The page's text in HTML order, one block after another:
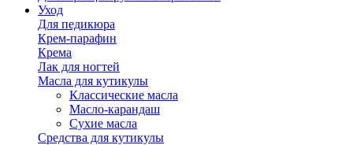
Уход
Для педикюра
Крем-парафин
Крема
Лак для ногтей
Масла для кутикулы
Классические масла
Масло-карандаш
Сухие масла
Средства для кутикулы